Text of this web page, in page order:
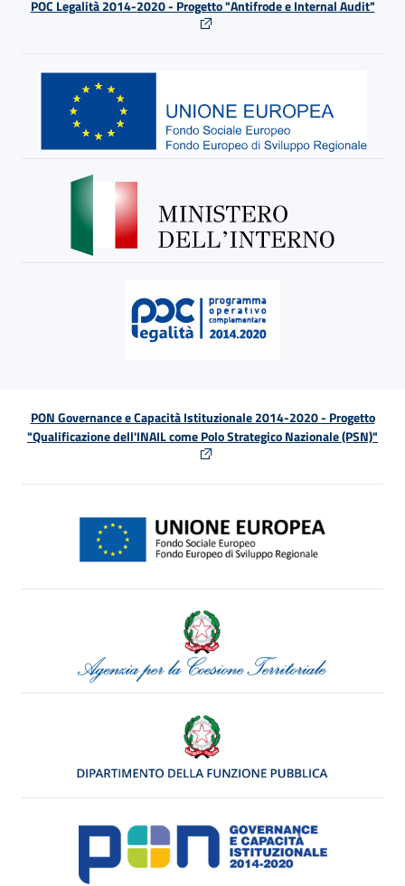
POC Legalità 2014-2020 - Progetto "Antifrode e Internal Audit"
PON Governance e Capacità Istituzionale 2014-2020 - Progetto
"Qualificazione dell'INAIL come Polo Strategico Nazionale (PSN)"